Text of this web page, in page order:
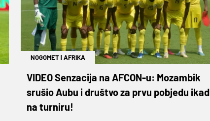
NOGOMET|AFRIKA
VIDEO Senzacija na AFCON-u: Mozambik
srušio Aubu i društvo za prvu pobjedu ikad
na turniru!